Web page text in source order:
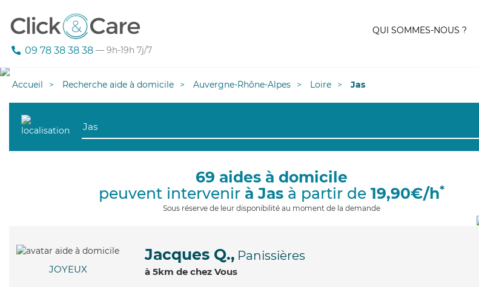
09 78 38 38 38 — 9h-19h 7j/7
QUI SOMMES-NOUS ?
Accueil Recherche aide à domicile Auvergne-Rhône-Alpes Loire Jas
69 aides à domicile
peuvent intervenir à Jasà partir de 19,90€/h*
Sous réserve de leur disponibilité au moment de la demande
JOYEUX
Jacques Q., Panissières
à 5km de chez Vous